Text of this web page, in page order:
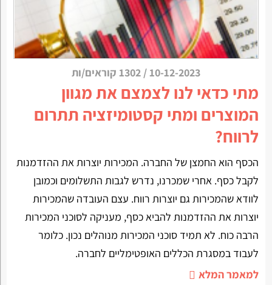
10-12-2023
/ 1302 קוראים/ות
מתי כדאי לנו לצמצם את מגוון
המוצרים ומתי קסטומיזציה תתרום
לרווח?
הכסף הוא החמצן של החברה. המכירות יוצרות את ההזדמנות
לקבל כסף. אחרי שמכרנו, נדרש לגבות התשלומים וכמובן
לוודא שהמכירות גם יוצרות רווח. עצם העובדה שהמכירות
יוצרות את ההזדמנות להביא כסף, מעניקה לסוכני המכירות
הרבה כוח. לא תמיד סוכני המכירות מנוהלים נכון. כלומר
לעבוד במסגרת הכללים האופטימליים לחברה.
למאמר המלא